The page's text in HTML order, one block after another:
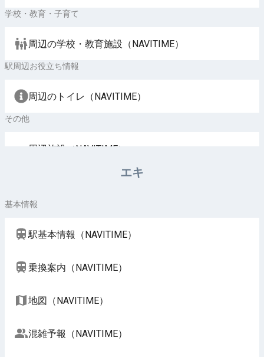
学校・教育・子育て
周辺の学校・教育施設（NAVITIME）
駅周辺お役立ち情報
周辺のトイレ（NAVITIME）
その他
周辺施設（NAVITIME）
エキ
基本情報
駅基本情報（NAVITIME）
乗換案内（NAVITIME）
地図（NAVITIME）
混雑予報（NAVITIME）